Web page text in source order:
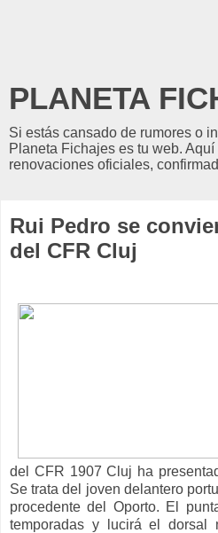
PLANETA
Si estás cansado de rumores o
Planeta Fichajes es tu web.
renovaciones oficiales,
Rui Pedro se
del CFR Cluj
del CFR 1907 Cluj ha
Se trata del joven delantero
procedente del Oporto. El
temporadas y lucirá el dorsal